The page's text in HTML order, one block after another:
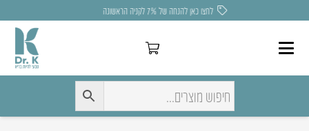
משלוח חינם בקניה מעל 275 ₪